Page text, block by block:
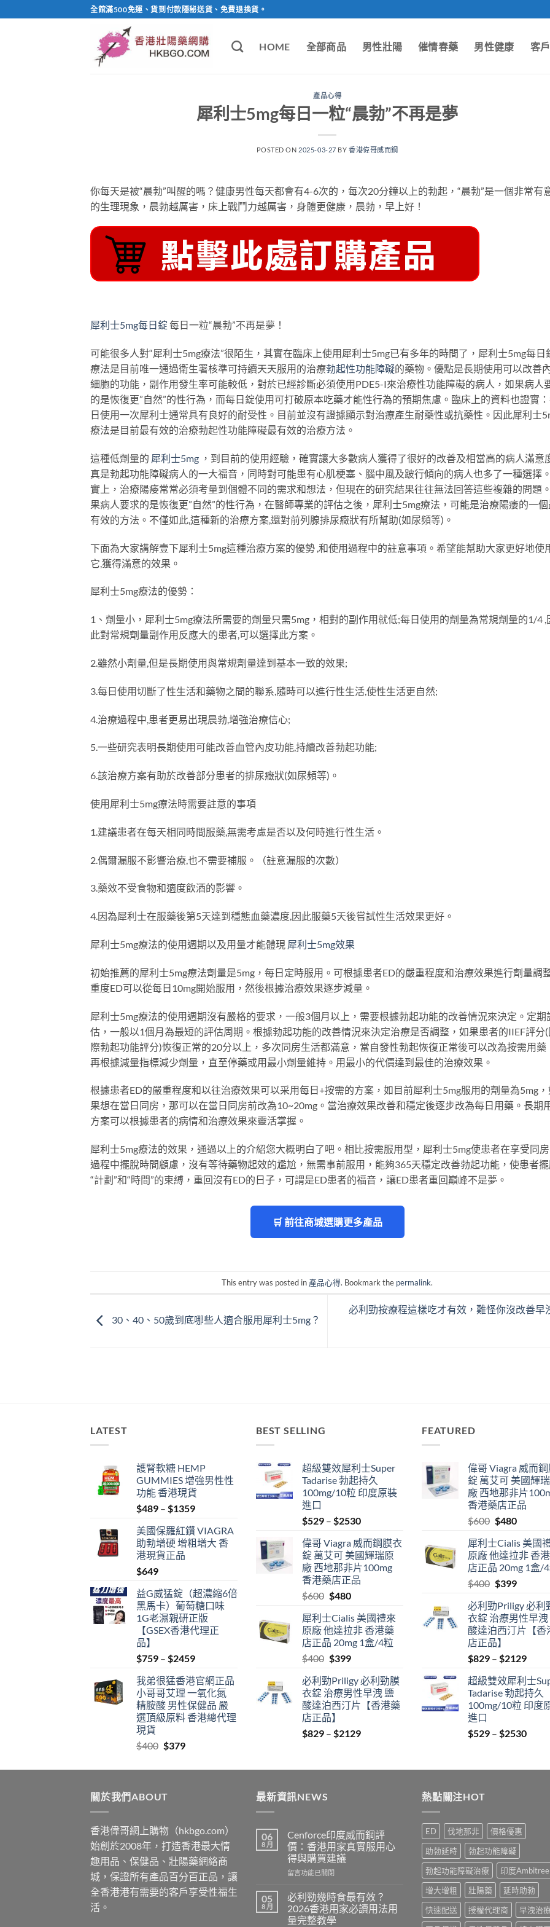
to
全館滿500免運、貨到付款隱秘送貨、免費退換貨。
HOME 全部商品 男性壯陽 催情春藥 男性健康 客
產品心得
犀利士5mg每日一粒“晨勃”不再是夢
POSTED ON 2025-03-27 BY香港偉哥威而鋼
你每天是被“晨勃”叫醒的嗎？健康男性每天都會有4-6次的，每次20分鐘以上的勃起，“晨勃”是一個非常有
的生理現象，晨勃越厲害，床上戰鬥力越厲害，身體更健康，晨勃，早上好！
犀利士5mg每日錠 每日一粒“晨勃”不再是夢！
可能很多人對“犀利士5mg療法”很陌生，其實在臨床上使用犀利士5mg已有多年的時間了，犀利士5mg每日
療法是目前唯一通過衛生署核準可持續天天服用的治療勃起性功能障礙的藥物。優點是長期使用可以改善
細胞的功能，副作用發生率可能較低，對於已經診斷必須使用PDE5-I來治療性功能障礙的病人，如果病人
的是恢復更”自然”的性行為，而每日錠使用可打破原本吃藥才能性行為的預期焦慮。臨床上的資料也證實
日使用一次犀利士通常具有良好的耐受性。目前並沒有證據顯示對治療產生耐藥性或抗藥性。因此犀利士
療法是目前最有效的治療勃起性功能障礙最有效的治療方法。
這種低劑量的 犀利士5mg ，到目前的使用經驗，確實讓大多數病人獲得了很好的改善及相當高的病人滿意
真是勃起功能障礙病人的一大福音，同時對可能患有心肌梗塞、腦中風及跛行傾向的病人也多了一種選擇
實上，治療陽痿常常必須考量到個體不同的需求和想法，但現在的研究結果往往無法回答這些複雜的問題
果病人要求的是恢復更”自然”的性行為，在醫師專業的評估之後，犀利士5mg療法，可能是治療陽痿的一
有效的方法。不僅如此,這種新的治療方案,還對前列腺排尿癥狀有所幫助(如尿頻等)。
下面為大家講解壹下犀利士5mg這種治療方案的優勢 ,和使用過程中的註意事項。希望能幫助大家更好地使
它,獲得滿意的效果。
犀利士5mg療法的優勢：
1、劑量小，犀利士5mg療法所需要的劑量只需5mg，相對的副作用就低;每日使用的劑量為常規劑量的1/4 ,
此對常規劑量副作用反應大的患者,可以選擇此方案。
2.雖然小劑量,但是長期使用與常規劑量達到基本一致的效果;
3.每日使用切斷了性生活和藥物之間的聯系,隨時可以進行性生活,使性生活更自然;
4.治療過程中,患者更易出現晨勃,增強治療信心;
5.一些研究表明長期使用可能改善血管內皮功能,持續改善勃起功能;
6.該治療方案有助於改善部分患者的排尿癥狀(如尿頻等)。
使用犀利士5mg療法時需要註意的事項
1.建議患者在每天相同時間服藥,無需考慮是否以及何時進行性生活。
2.偶爾漏服不影響治療,也不需要補服。（註意漏服的次數）
3.藥效不受食物和適度飲酒的影響。
4.因為犀利士在服藥後第5天達到穩態血藥濃度,因此服藥5天後嘗試性生活效果更好。
犀利士5mg療法的使用週期以及用量才能體現 犀利士5mg效果
初始推薦的犀利士5mg療法劑量是5mg，每日定時服用。可根據患者ED的嚴重程度和治療效果進行劑量調
重度ED可以從每日10mg開始服用，然後根據治療效果逐步減量。
犀利士5mg療法的使用週期沒有嚴格的要求，一般3個月以上，需要根據勃起功能的改善情況來決定。定期
估，一般以1個月為最短的評估周期。根據勃起功能的改善情況來決定治療是否調整，如果患者的IIEF評分
際勃起功能評分)恢復正常的20分以上，多次同房生活都滿意，當自發性勃起恢復正常後可以改為按需用藥
再根據減量指標減少劑量，直至停藥或用最小劑量維持。用最小的代價達到最佳的治療效果。
根據患者ED的嚴重程度和以往治療效果可以采用每日+按需的方案，如目前犀利士5mg服用的劑量為5mg
果想在當日同房，那可以在當日同房前改為10~20mg。當治療效果改善和穩定後逐步改為每日用藥。長期
方案可以根據患者的病情和治療效果來靈活掌握。
犀利士5mg療法的效果，通過以上的介紹您大概明白了吧。相比按需服用型，犀利士5mg使患者在享受同
過程中擺脫時間顧慮，沒有等待藥物起效的尷尬，無需事前服用，能夠365天穩定改善勃起功能，使患者
“計劃”和“時間”的束縛，重回沒有ED的日子，可謂是ED患者的福音，讓ED患者重回巔峰不是夢。
🛒 前往商城選購更多產品
This entry was posted in 產品心得. Bookmark the permalink.
30、40、50歲到底哪些人適合服用犀利士5mg？
必利勁按療程這樣吃才有效，難怪你沒改善早
LATEST
護腎軟糖 HEMP
GUMMIES 增強男性性
功能 香港現貨
$489 – $1359Price
$489
through
美國保羅紅鑽 VIAGRA
助勃增硬 增粗增大 香
港現貨正品
$649
益G威猛錠（超濃縮6倍
黑馬卡）葡萄糖口味
1G老濕親研正版
【GSEX香港代理正
品】
$759 – $2459Price
$759
through
$2459
我弟很猛香港官網正品
小哥哥艾理 一氧化氮
精胺酸 男性保健品 嚴
選頂級原料 香港總代理
現貨
$400 Original
was:
$379Current
is:
BEST SELLING
超級雙效犀利士Super
Tadarise 勃起持久
100mg/10粒 印度原裝
進口
$529 – $2530Price
$529
through
$2530
偉哥 Viagra 威而鋼膜衣
錠 萬艾可 美國輝瑞原
廠 西地那非片100mg
香港藥店正品
$600 Original
was:
$600.
$480Current
is:
$480.
犀利士Cialis 美國禮來
原廠 他達拉非 香港藥
店正品 20mg 1盒/4粒
$400 Original
was:
$400.
$399Current
is:
$399.
必利勁Priligy 必利勁膜
衣錠 治療男性早洩 鹽
酸達泊西汀片【香港藥
店正品】
$829 – $2129Price
through
FEATURED
偉哥 Viagra 威而
錠 萬艾可 美國輝
廠 西地那非片
香港藥店正品
$600 Original
was:
$600.
$480Current
is:
$480.
犀利士Cialis 美國
原廠 他達拉非 香
店正品 20mg 1盒/
$400 Original
was:
$400.
$399Current
is:
$399.
必利勁Priligy 必利
衣錠 治療男性早洩
酸達泊西汀片【香
店正品】
$829 – $2129Price
$829
超級雙效犀利士
Tadarise 勃起持久
100mg/10粒 印度
進口
$529 – $2530Price
關於我們ABOUT
香港偉哥網上購物（hkbgo.com）
始創於2008年，打造香港最大情
趣用品、保健品、壯陽藥網絡商
城，保證所有產品百分百正品，讓
全香港港有需要的客戶享受性福生
活。
最新資訊NEWS
06
8 月
Cenforce印度威而鋼評
價：香港用家真實服用心
得與購買建議
在
印
度
威
而
留言功能已關閉
05
8 月
必利勁幾時食最有效？
2026香港用家必讀用法用
量完整教學
熱點關注HOT
ED 伐地那非
價格優惠
助勃延時
勃起功能障礙
勃起功能障礙治療
印度Ambitree
增大增粗
壯陽藥
延時助勃
快速配送
授權代理商
早洩治